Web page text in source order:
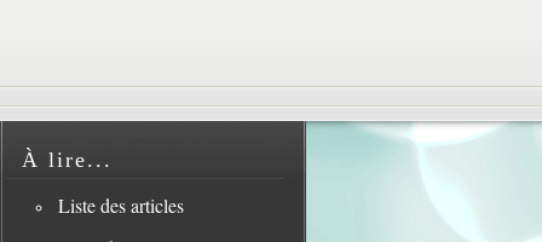
À lire...
Liste des articles